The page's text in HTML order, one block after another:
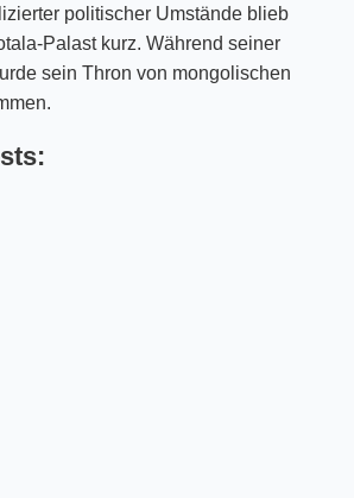
politischer Umstände blieb
Palast kurz. Während seiner
sein Thron von mongolischen